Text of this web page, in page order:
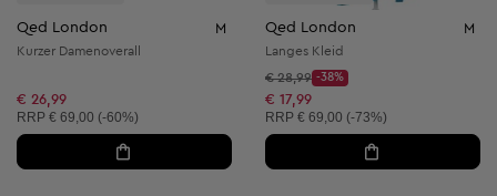
Qed London M
Kurzer Damenoverall
€ 26,99
Unverbindliche Preisempfehlung:
RRP € 69,00 (-60%)
Qed London M
Langes Kleid
Startpreis:
€ 28,99
Discount Price:
-38%
Reduzierter Preis:
€ 17,99
Unverbindliche Preisempfehlung:
RRP € 69,00 (-73%)